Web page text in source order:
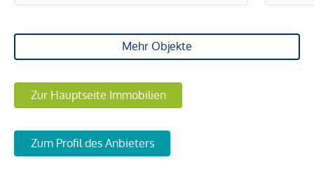
Mehr Objekte
Zur Hauptseite Immobilien
Zum Profil des Anbieters